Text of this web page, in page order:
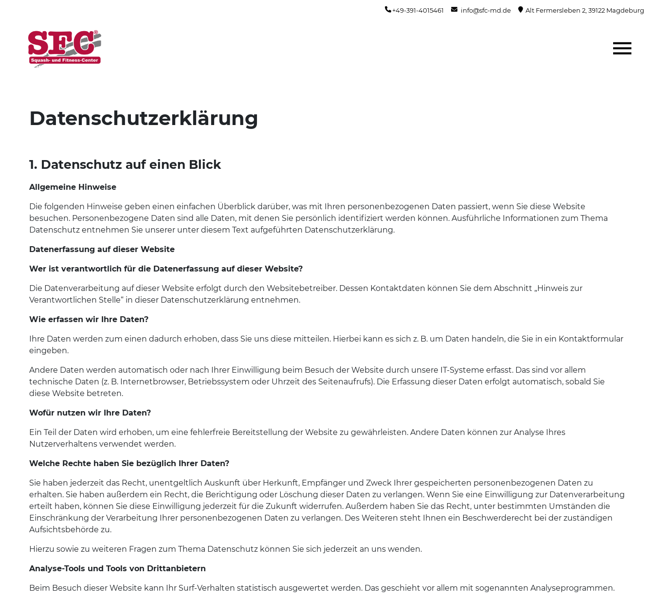
+49-391-4015461 info@sfc-md.de Alt Fermersleben 2, 39122 Magdeburg
Datenschutz­erklärung
1. Datenschutz auf einen Blick
Allgemeine Hinweise
Die folgenden Hinweise geben einen einfachen Überblick darüber, was mit Ihren personenbezogenen Daten passiert, wenn Sie diese Website
besuchen. Personenbezogene Daten sind alle Daten, mit denen Sie persönlich identifiziert werden können. Ausführliche Informationen zum Thema
Datenschutz entnehmen Sie unserer unter diesem Text aufgeführten Datenschutzerklärung.
Datenerfassung auf dieser Website
Wer ist verantwortlich für die Datenerfassung auf dieser Website?
Die Datenverarbeitung auf dieser Website erfolgt durch den Websitebetreiber. Dessen Kontaktdaten können Sie dem Abschnitt „Hinweis zur
Verantwortlichen Stelle“ in dieser Datenschutzerklärung entnehmen.
Wie erfassen wir Ihre Daten?
Ihre Daten werden zum einen dadurch erhoben, dass Sie uns diese mitteilen. Hierbei kann es sich z. B. um Daten handeln, die Sie in ein Kontaktformular
eingeben.
Andere Daten werden automatisch oder nach Ihrer Einwilligung beim Besuch der Website durch unsere IT-Systeme erfasst. Das sind vor allem
technische Daten (z. B. Internetbrowser, Betriebssystem oder Uhrzeit des Seitenaufrufs). Die Erfassung dieser Daten erfolgt automatisch, sobald Sie
diese Website betreten.
Wofür nutzen wir Ihre Daten?
Ein Teil der Daten wird erhoben, um eine fehlerfreie Bereitstellung der Website zu gewährleisten. Andere Daten können zur Analyse Ihres
Nutzerverhaltens verwendet werden.
Welche Rechte haben Sie bezüglich Ihrer Daten?
Sie haben jederzeit das Recht, unentgeltlich Auskunft über Herkunft, Empfänger und Zweck Ihrer gespeicherten personenbezogenen Daten zu
erhalten. Sie haben außerdem ein Recht, die Berichtigung oder Löschung dieser Daten zu verlangen. Wenn Sie eine Einwilligung zur Datenverarbeitung
erteilt haben, können Sie diese Einwilligung jederzeit für die Zukunft widerrufen. Außerdem haben Sie das Recht, unter bestimmten Umständen die
Einschränkung der Verarbeitung Ihrer personenbezogenen Daten zu verlangen. Des Weiteren steht Ihnen ein Beschwerderecht bei der zuständigen
Aufsichtsbehörde zu.
Hierzu sowie zu weiteren Fragen zum Thema Datenschutz können Sie sich jederzeit an uns wenden.
Analyse-Tools und Tools von Dritt­anbietern
Beim Besuch dieser Website kann Ihr Surf-Verhalten statistisch ausgewertet werden. Das geschieht vor allem mit sogenannten Analyseprogrammen.